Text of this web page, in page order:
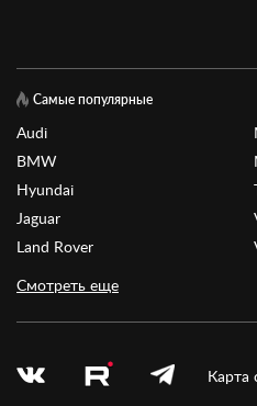
Самые популярные
Audi
BMW
Hyundai
Jaguar
Land Rover
Смотреть еще
Карта